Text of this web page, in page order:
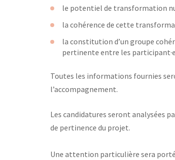
le potentiel de transformation
la cohérence de cette
la constitution d’un groupe
pertinente entre les
Toutes les informations fournies
l’accompagnement.
Les candidatures seront analysées
de pertinence du projet.
Une attention particulière sera